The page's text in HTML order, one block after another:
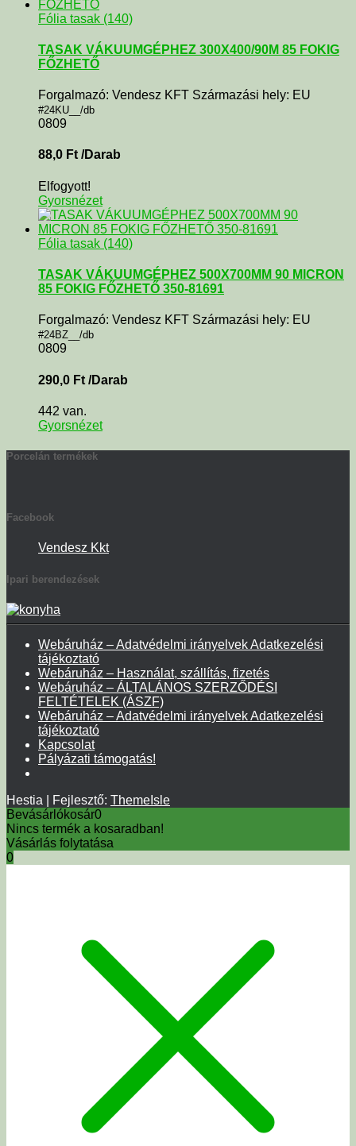
Fólia tasak (140)
TASAK VÁKUUMGÉPHEZ 300X400/90M 85 FOKIG
FŐZHETŐ
Forgalmazó: Vendesz KFT Származási hely: EU
#24KU__/db
0809
88,0 Ft /Darab
Elfogyott!
Gyorsnézet
Fólia tasak (140)
TASAK VÁKUUMGÉPHEZ 500X700MM 90 MICRON
85 FOKIG FŐZHETŐ 350-81691
Forgalmazó: Vendesz KFT Származási hely: EU
#24BZ__/db
0809
290,0 Ft /Darab
442 van.
Gyorsnézet
Porcelán termékek
Facebook
Vendesz Kkt
Ipari berendezések
Webáruház – Adatvédelmi irányelvek Adatkezelési
tájékoztató
Webáruház – Használat, szállítás, fizetés
Webáruház – ÁLTALÁNOS SZERZŐDÉSI
FELTÉTELEK (ÁSZF)
Webáruház – Adatvédelmi irányelvek Adatkezelési
tájékoztató
Kapcsolat
Pályázati támogatás!
Hestia | Fejlesztő: ThemeIsle
Bevásárlókosár0
Nincs termék a kosaradban!
Vásárlás folytatása
0